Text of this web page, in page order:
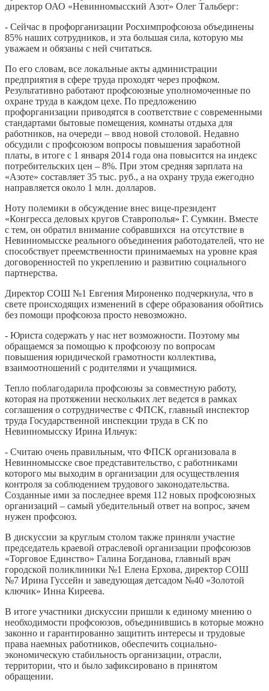
директор ОАО «Невинномысский Азот» Олег Тальберг:
- Сейчас в профорганизации Росхимпрофсоюза объединены
85% наших сотрудников, и эта большая сила, которую мы
уважаем и обязаны с ней считаться.
По его словам, все локальные акты администрации
предприятия в сфере труда проходят через профком.
Результативно работают профсоюзные уполномоченные по
охране труда в каждом цехе. По предложению
профорганизации приводятся в соответствие с современными
стандартами бытовые помещения, комнаты отдыха для
работников, на очереди – ввод новой столовой. Недавно
обсудили с профсоюзом вопросы повышения заработной
платы, в итоге с 1 января 2014 года она повысится на индекс
потребительских цен – 8%. При этом средняя зарплата на
«Азоте» составляет 35 тыс. руб., а на охрану труда ежегодно
направляется около 1 млн. долларов.
Ноту полемики в обсуждение внес вице-президент
«Конгресса деловых кругов Ставрополья» Г. Сумкин. Вместе
с тем, он обратил внимание собравшихся на отсутствие в
Невинномысске реального объединения работодателей, что не
способствует преемственности принимаемых на уровне края
договоренностей по укреплению и развитию социального
партнерства.
Директор СОШ №1 Евгения Мироненко подчеркнула, что в
свете происходящих изменений в сфере образования обойтись
без помощи профсоюза просто невозможно.
- Юриста содержать у нас нет возможности. Поэтому мы
обращаемся за помощью к профсоюзу по вопросам
повышения юридической грамотности коллектива,
взаимоотношений с родителями и учащимися.
Тепло поблагодарила профсоюзы за совместную работу,
которая на протяжении нескольких лет ведется в рамках
соглашения о сотрудничестве с ФПСК, главный инспектор
труда Государственной инспекции труда в СК по
Невинномысску Ирина Ильчук:
- Считаю очень правильным, что ФПСК организовала в
Невинномысске свое представительство, с работниками
которого мы выходим в организации для осуществления
контроля за соблюдением трудового законодательства.
Созданные ими за последнее время 112 новых профсоюзных
организаций – самый убедительный ответ на вопрос, зачем
нужен профсоюз.
В дискуссии за круглым столом также приняли участие
председатель краевой отраслевой организации профсоюзов
«Торговое Единство» Галина Богданова, главный врач
городской поликлиники №1 Елена Ерхова, директор СОШ
№7 Ирина Гуссейн и заведующая детсадом №40 «Золотой
ключик» Инна Киреева.
В итоге участники дискуссии пришли к единому мнению о
необходимости профсоюзов, объединившись в которые можно
законно и гарантированно защитить интересы и трудовые
права наемных работников, обеспечить социально-
экономическую стабильность организации, отрасли,
территории, что и было зафиксировано в принятом
обращении.